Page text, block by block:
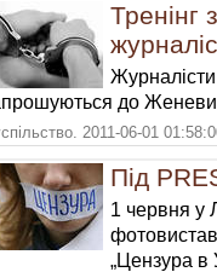
Тренінг
до Женеви
2011-06-01
Під
1 червня у
„Цензура в